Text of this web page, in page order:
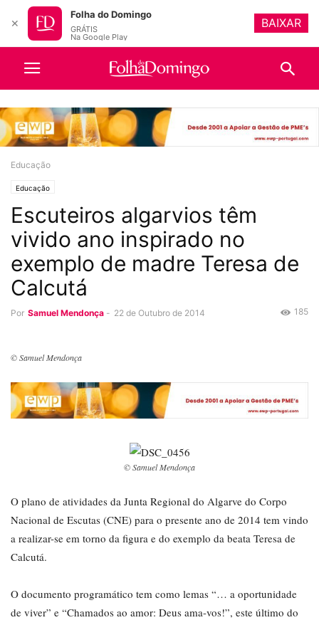
Educação
Educação
Escuteiros algarvios têm
vivido ano inspirado no
exemplo de madre Teresa de
Calcutá
Por Samuel Mendonça - 22 de Outubro de 2014 185
© Samuel Mendonça
© Samuel Mendonça
O plano de atividades da Junta Regional do Algarve do Corpo
Nacional de Escutas (CNE) para o presente ano de 2014 tem vindo
a realizar-se em torno da figura e do exemplo da beata Teresa de
Calcutá.
O documento programático tem como lemas “… a oportunidade
de viver” e “Chamados ao amor: Deus ama-vos!”, este último do
✕
Folha do Domingo
GRÁTIS
Na Google Play
BAIXAR